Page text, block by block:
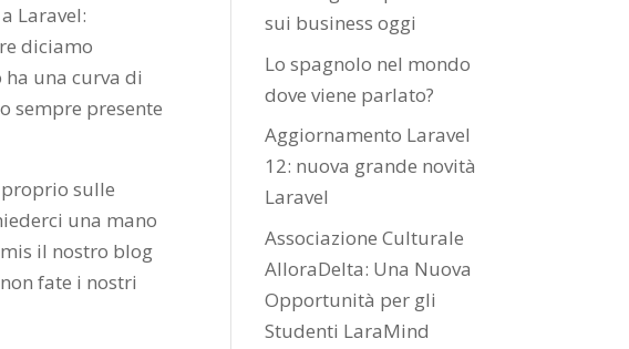
Laravel:
diciamo
una curva di
sempre presente
proprio sulle
una mano
il nostro blog
fate i nostri
sui business oggi
Lo spagnolo nel mondo
dove viene parlato?
Aggiornamento Laravel
12: nuova grande novità
Laravel
Associazione Culturale
AlloraDelta: Una Nuova
Opportunità per gli
Studenti LaraMind